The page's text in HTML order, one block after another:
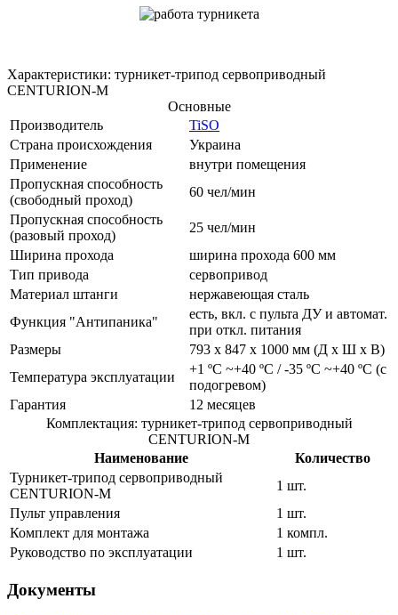
Характеристики: турникет-трипод сервоприводный
CENTURION-M
Основные
Производитель
TiSO
Страна происхождения
Украина
Применение
внутри помещения
Пропускная способность
(свободный проход)
60 чел/мин
Пропускная способность
(разовый проход)
25 чел/мин
Ширина прохода
ширина прохода 600 мм
Тип привода
сервопривод
Материал штанги
нержавеющая сталь
Функция "Антипаника"
есть, вкл. с пульта ДУ и автомат.
при откл. питания
Размеры
793 х 847 х 1000 мм (Д х Ш х В)
Температура эксплуатации
+1 ºC ~+40 ºC / -35 ºC ~+40 ºC (с
подогревом)
Гарантия
12 месяцев
Комплектация: турникет-трипод сервоприводный
CENTURION-M
Наименование
Количество
Турникет-трипод сервоприводный
CENTURION-M
1 шт.
Пульт управления
1 шт.
Комплект для монтажа
1 компл.
Руководство по эксплуатации
1 шт.
Документы